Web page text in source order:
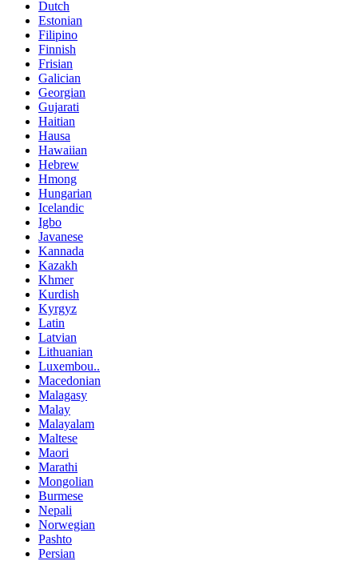
Dutch
Estonian
Filipino
Finnish
Frisian
Galician
Georgian
Gujarati
Haitian
Hausa
Hawaiian
Hebrew
Hmong
Hungarian
Icelandic
Igbo
Javanese
Kannada
Kazakh
Khmer
Kurdish
Kyrgyz
Latin
Latvian
Lithuanian
Luxembou..
Macedonian
Malagasy
Malay
Malayalam
Maltese
Maori
Marathi
Mongolian
Burmese
Nepali
Norwegian
Pashto
Persian